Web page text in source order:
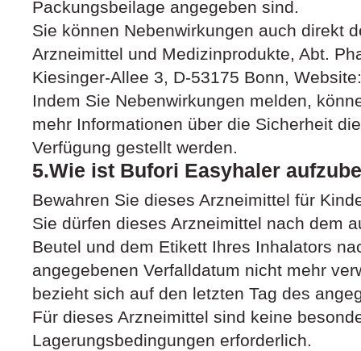
Packungsbeilage angegeben sind.
Sie können Nebenwirkungen auch direkt
Arzneimittel und Medizinprodukte, Abt.
Kiesinger-Allee 3, D-53175 Bonn,
Indem Sie Nebenwirkungen melden,
mehr Informationen über die Sicherheit
Verfügung gestellt werden.
5.Wie ist Bufori Easyhaler
Bewahren Sie dieses Arzneimittel für
Sie dürfen dieses Arzneimittel nach dem
Beutel und dem Etikett Ihres Inhalators
angegebenen Verfalldatum nicht mehr
bezieht sich auf den letzten Tag des
Für dieses Arzneimittel sind keine
Lagerungsbedingungen erforderlich.